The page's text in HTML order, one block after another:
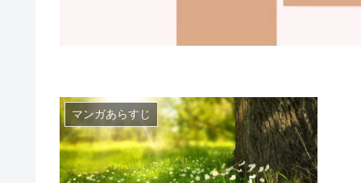
マンガあらすじ